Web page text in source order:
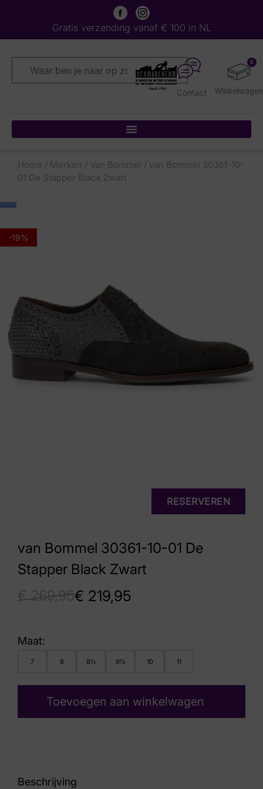
Gratis verzending vanaf € 100 in NL
0
Contact
Home / Merken / Van Bommel / van Bommel 30361-10-
01 De Stapper Black Zwart
-19%
van Bommel 30361-10-01 De
Stapper Black Zwart
€ 219,95
RESERVEREN
Maat:
7 8 8½ 9½ 10 11
Toevoegen aan winkelwagen
Beschrijving